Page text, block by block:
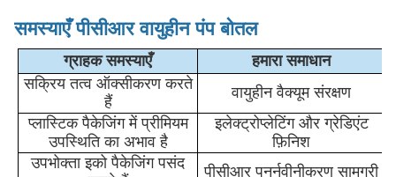
समस्याएँ पीसीआर वायुहीन पंप बोतल
ग्राहक समस्याएँ
हमारा समाधान
सक्रिय तत्व ऑक्सीकरण करते
हैं
वायुहीन वैक्यूम संरक्षण
प्लास्टिक पैकेजिंग में प्रीमियम
उपस्थिति का अभाव है
इलेक्ट्रोप्लेटिंग और ग्रेडिएंट
फ़िनिश
उपभोक्ता इको पैकेजिंग पसंद
पीसीआर पुनर्नवीनीकरण सामग्री